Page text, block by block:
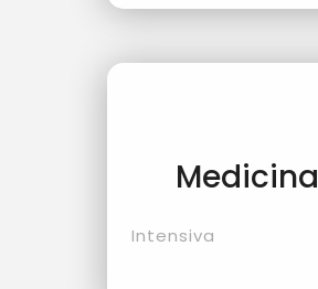
Medicina
Intensiva